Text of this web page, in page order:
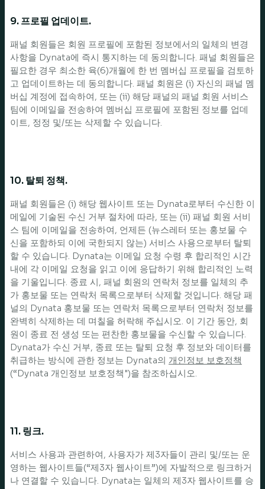
9. 프로필 업데이트.
패널 회원들은 회원 프로필에 포함된 정보에서의 일체의 변경
사항을 Dynata에 즉시 통지하는 데 동의합니다. 패널 회원들은
필요한 경우 최소한 육(6)개월에 한 번 멤버십 프로필을 검토하
고 업데이트하는 데 동의합니다. 패널 회원은 (i) 자신의 패널 멤
버십 계정에 접속하여, 또는 (ii) 해당 패널의 패널 회원 서비스
팀에 이메일을 전송하여 멤버십 프로필에 포함된 정보를 업데
이트, 정정 및/또는 삭제할 수 있습니다.
10. 탈퇴 정책.
패널 회원들은 (i) 해당 웹사이트 또는 Dynata로부터 수신한 이
메일에 기술된 수신 거부 절차에 따라, 또는 (ii) 패널 회원 서비
스 팀에 이메일을 전송하여, 언제든 (뉴스레터 또는 홍보물 수
신을 포함하되 이에 국한되지 않는) 서비스 사용으로부터 탈퇴
할 수 있습니다. Dynata는 이메일 요청 수령 후 합리적인 시간
내에 각 이메일 요청을 읽고 이에 응답하기 위해 합리적인 노력
을 기울입니다. 종료 시, 패널 회원의 연락처 정보를 일체의 추
가 홍보물 또는 연락처 목록으로부터 삭제할 것입니다. 해당 패
널의 Dynata 홍보물 또는 연락처 목록으로부터 연락처 정보를
완벽히 삭제하는 데 며칠을 허락해 주십시오. 이 기간 동안, 회
원이 종료 전 생성 또는 편찬한 홍보물을 수신할 수 있습니다.
Dynata가 수신 거부, 종료 또는 탈퇴 요청 후 정보와 데이터를
취급하는 방식에 관한 정보는 Dynata의 개인정보 보호정책
(“Dynata 개인정보 보호정책")을 참조하십시오.
11. 링크.
서비스 사용과 관련하여, 사용자가 제3자들이 관리 및/또는 운
영하는 웹사이트들(“제3자 웹사이트”)에 자발적으로 링크하거
나 연결할 수 있습니다. Dynata는 일체의 제3자 웹사이트를 승